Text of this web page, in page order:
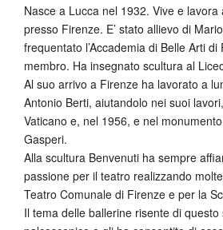
Nasce a Lucca nel 1932. Vive e lavora
presso Firenze. E’ stato allievo di
frequentato l’Accademia di Belle Arti
membro. Ha insegnato scultura al
Al suo arrivo a Firenze ha lavorato a
Antonio Berti, aiutandolo nei suoi
Vaticano e, nel 1956, e nel
Gasperi.
Alla scultura Benvenuti ha sempre
passione per il teatro realizzando
Teatro Comunale di Firenze e per la
Il tema delle ballerine risente di